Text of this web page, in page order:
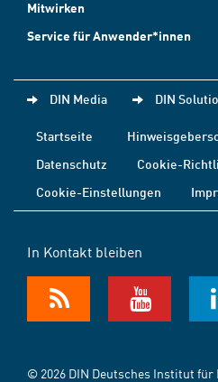
Mitwirken
Service für Anwender*innen
DIN Media DIN
Startseite
Datenschutz
Cookie-
Cookie-Einstellungen
In Kontakt bleiben
© 2026 DIN Deutsches Institut für